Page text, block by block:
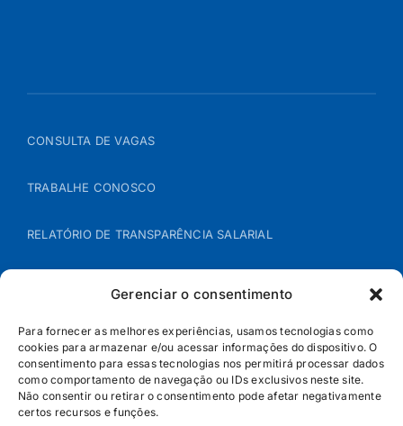
Gerenciar o consentimento
Para fornecer as melhores experiências, usamos tecnologias como
cookies para armazenar e/ou acessar informações do dispositivo. O
consentimento para essas tecnologias nos permitirá processar dados
como comportamento de navegação ou IDs exclusivos neste site.
Não consentir ou retirar o consentimento pode afetar negativamente
certos recursos e funções.
CONSULTA DE VAGAS
TRABALHE CONOSCO
RELATÓRIO DE TRANSPARÊNCIA SALARIAL
POLÍTICA DE COOKIES
POLÍTICA DE PRIVACIDADE